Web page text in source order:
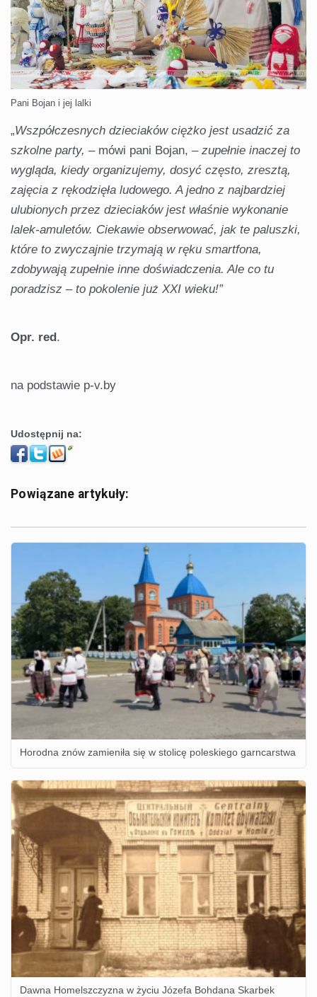
Pani Bojan i jej lalki
„Wszpółczesnych dzieciaków ciężko jest usadzić za
szkolne party, – mówi pani Bojan, – zupełnie inaczej to
wygląda, kiedy organizujemy, dosyć często, zresztą,
zajęcia z rękodzięła ludowego. A jedno z najbardziej
ulubionych przez dzieciaków jest właśnie wykonanie
lalek-amuletów. Ciekawie obserwować, jak te paluszki,
które to zwyczajnie trzymają w ręku smartfona,
zdobywają zupełnie inne doświadczenia. Ale co tu
poradzisz – to pokolenie już XXI wieku!”
Opr. red .
na podstawie p-v.by
Udostępnij na:
Powiązane artykuły:
Horodna znów zamieniła się w stolicę poleskiego garncarstwa
Dawna Homelszczyzna w życiu Józefa Bohdana Skarbek